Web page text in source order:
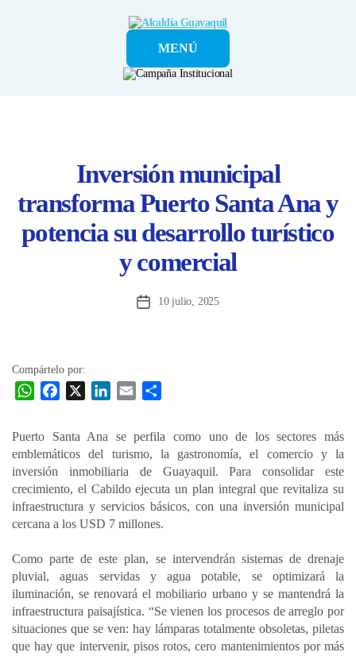
Alcaldía
GuayaquilMENÚ
Inversión municipal
transforma Puerto Santa Ana y
potencia su desarrollo turístico
y comercial
Fecha10 julio, 2025
Compártelo por:
W
t
s
A
p
p
e
o
o
k
k
e
d
I
n
i
p
a
r
t
i
Puerto Santa Ana se perfila como uno de los sectores más
emblemáticos del turismo, la gastronomía, el comercio y la
inversión inmobiliaria de Guayaquil. Para consolidar este
crecimiento, el Cabildo ejecuta un plan integral que revitaliza su
infraestructura y servicios básicos, con una inversión municipal
cercana a los USD 7 millones.
Como parte de este plan, se intervendrán sistemas de drenaje
pluvial, aguas servidas y agua potable, se optimizará la
iluminación, se renovará el mobiliario urbano y se mantendrá la
infraestructura paisajística. “Se vienen los procesos de arreglo por
situaciones que se ven: hay lámparas totalmente obsoletas, piletas
que hay que intervenir, pisos rotos, cero mantenimientos por más